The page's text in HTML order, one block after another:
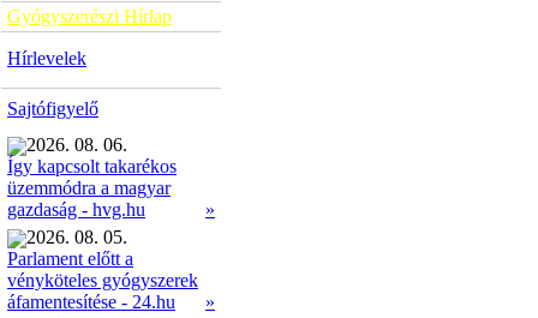
Gyógyszerészi Hírlap
Hírlevelek
Sajtófigyelő
2026. 08. 06.
Így kapcsolt takarékos
üzemmódra a magyar
gazdaság - hvg.hu
»
2026. 08. 05.
Parlament előtt a
vényköteles gyógyszerek
áfamentesítése - 24.hu
»